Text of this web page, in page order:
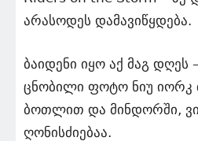
არასოდეს დამავიწყდება.
ბაიდენი იყო აქ მაგ დღეს
ცნობილი ფოტო ნიუ იორკ
ბოთლით და მინდორში,
ღონისძიებაა.